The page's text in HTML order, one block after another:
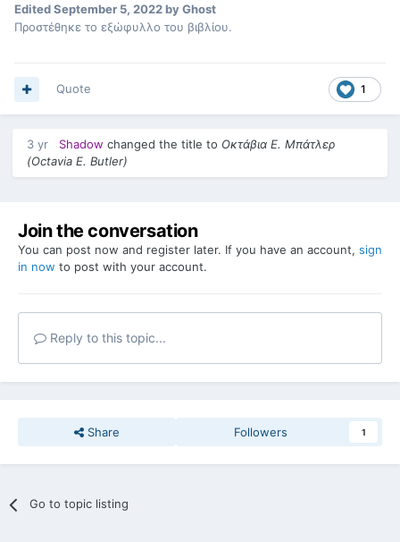
EditedSeptember 5, 2022by Ghost
Προστέθηκε το εξώφυλλο του βιβλίου.
1
Quote
3 yr Shadow changed the title to Οκτάβια Ε. Μπάτλερ
(Octavia E. Butler)
Join the conversation
You can post now and register later. If you have an account, sign
in now to post with your account.
Reply to this topic...
Share Followers 1
Go to topic listing